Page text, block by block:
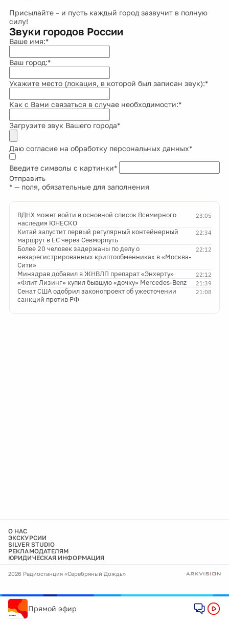
Присылайте – и пусть каждый город зазвучит в полную
силу!
Звуки городов России
Ваше имя:*
Ваш город:*
Укажите место (локация, в которой был записан звук):*
Как с Вами связаться в случае необходимости:*
Загрузите звук Вашего города*
Даю согласие на обработку персональных данных*
Введите символы с картинки*
Отправить
*— поля, обязательные для заполнения
23:05
ВДНХ может войти в основной список Всемирного
наследия ЮНЕСКО
22:34
Китай запустит первый регулярный контейнерный
маршрут в ЕС через Севморпуть
22:12
Более 20 человек задержаны по делу о
незарегистрированных криптообменниках в «Москва-
Сити»
22:12
Минздрав добавил в ЖНВЛП препарат «Энхерту»
21:39
«Флит Лизинг» купил бывшую «дочку» Mercedes-Benz
21:08
Сенат США одобрил законопроект об ужесточении
санкций против РФ
О НАС
ЭКСКУРСИИ
SILVER STUDIO
РЕКЛАМОДАТЕЛЯМ
ЮРИДИЧЕСКАЯ ИНФОРМАЦИЯ
2026 Радиостанция «Серебряный Дождь»
Прямой эфир